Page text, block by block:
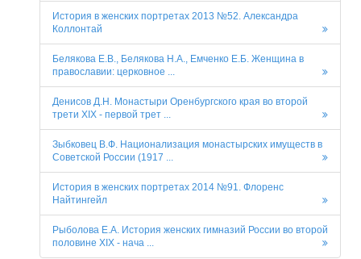
История в женских портретах 2013 №52. Александра
Коллонтай
Белякова Е.В., Белякова Н.А., Емченко Е.Б. Женщина в
православии: церковное ...
Денисов Д.Н. Монастыри Оренбургского края во второй
трети XIX - первой трет ...
Зыбковец В.Ф. Национализация монастырских имуществ в
Советской России (1917 ...
История в женских портретах 2014 №91. Флоренс
Найтингейл
Рыболова Е.А. История женских гимназий России во второй
половине XIX - нача ...